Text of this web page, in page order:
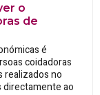
o
de
é
coidadoras
realizados no
ao